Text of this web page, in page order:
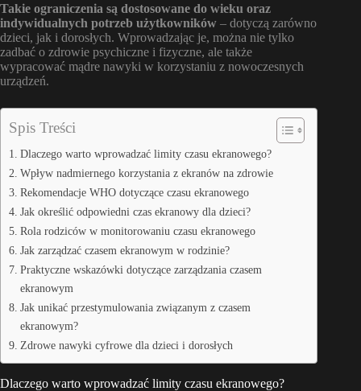
Takie ograniczenia są dostosowane do wieku oraz
indywidualnych potrzeb użytkowników – dotyczą zarówno
dzieci, jak i dorosłych. Wprowadzając je, można nie tylko
zadbać o zdrowie psychiczne i fizyczne, ale także
wypracować mądre nawyki w korzystaniu z nowoczesnych
urządzeń.
Spis Treści
Dlaczego warto wprowadzać limity czasu ekranowego?
Wpływ nadmiernego korzystania z ekranów na zdrowie
Rekomendacje WHO dotyczące czasu ekranowego
Jak określić odpowiedni czas ekranowy dla dzieci?
Rola rodziców w monitorowaniu czasu ekranowego
Jak zarządzać czasem ekranowym w rodzinie?
Praktyczne wskazówki dotyczące zarządzania czasem
ekranowym
Jak unikać przestymulowania związanym z czasem
ekranowym?
Zdrowe nawyki cyfrowe dla dzieci i dorosłych
Dlaczego warto wprowadzać limity czasu ekranowego?